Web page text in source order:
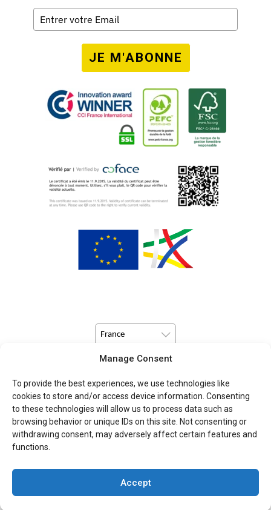
Manage Consent
To provide the best experiences, we use technologies like
cookies to store and/or access device information. Consenting
to these technologies will allow us to process data such as
browsing behavior or unique IDs on this site. Not consenting or
withdrawing consent, may adversely affect certain features and
functions.
Accept
JE M'ABONNE
France
© Copyright 2026 Pulsio Print tous droits réservés.